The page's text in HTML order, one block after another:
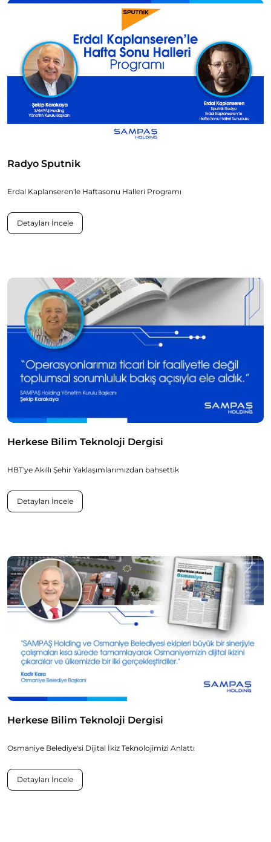
Radyo Sputnik
Erdal Kaplanseren'le Haftasonu Halleri Programı
Detayları İncele
Herkese Bilim Teknoloji Dergisi
HBT'ye Akıllı Şehir Yaklaşımlarımızdan bahsettik
Detayları İncele
Herkese Bilim Teknoloji Dergisi
Osmaniye Belediye'si Dijital İkiz Teknolojimizi Anlattı
Detayları İncele